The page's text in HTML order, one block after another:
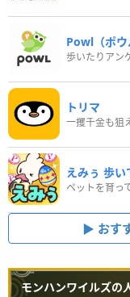
Powl（ポウ
トリマ
一攫千金も狙
えみぅ 歩い
おす
モンハンワイルズの